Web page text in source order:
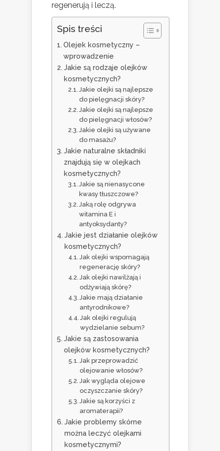
regenerują i leczą.
Spis treści
Olejek kosmetyczny –
wprowadzenie
Jakie są rodzaje olejków
kosmetycznych?
Jakie olejki są najlepsze
do pielęgnacji skóry?
Jakie olejki są najlepsze
do pielęgnacji włosów?
Jakie olejki są używane
do masażu?
Jakie naturalne składniki
znajdują się w olejkach
kosmetycznych?
Jakie są nienasycone
kwasy tłuszczowe?
Jaką rolę odgrywa
witamina E i
antyoksydanty?
Jakie jest działanie olejków
kosmetycznych?
Jak olejki wspomagają
regenerację skóry?
Jak olejki nawilżają i
odżywiają skórę?
Jakie mają działanie
antyrodnikowe?
Jak olejki regulują
wydzielanie sebum?
Jakie są zastosowania
olejków kosmetycznych?
Jak przeprowadzić
olejowanie włosów?
Jak wygląda olejowe
oczyszczanie skóry?
Jakie są korzyści z
aromaterapii?
Jakie problemy skórne
można leczyć olejkami
kosmetycznymi?